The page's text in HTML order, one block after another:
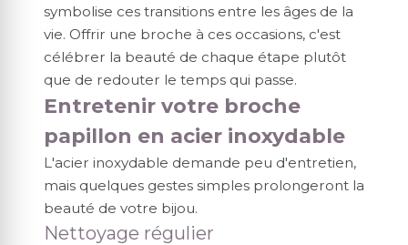
symbolise ces transitions entre les âges de la
vie. Offrir une broche à ces occasions, c'est
célébrer la beauté de chaque étape plutôt
que de redouter le temps qui passe.
Entretenir votre broche
papillon en acier inoxydable
L'acier inoxydable demande peu d'entretien,
mais quelques gestes simples prolongeront la
beauté de votre bijou.
Nettoyage régulier